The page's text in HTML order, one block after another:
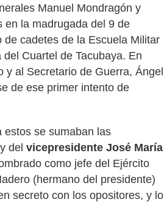
Manuel Mondragón y
en la madrugada del 9 de
cadetes de la Escuela Militar
Cuartel de Tacubaya. En
al Secretario de Guerra, Ángel
de ese primer intento de
estos se sumaban las
y del vicepresidente José María
como jefe del Ejército
(hermano del presidente)
secreto con los opositores, y lo